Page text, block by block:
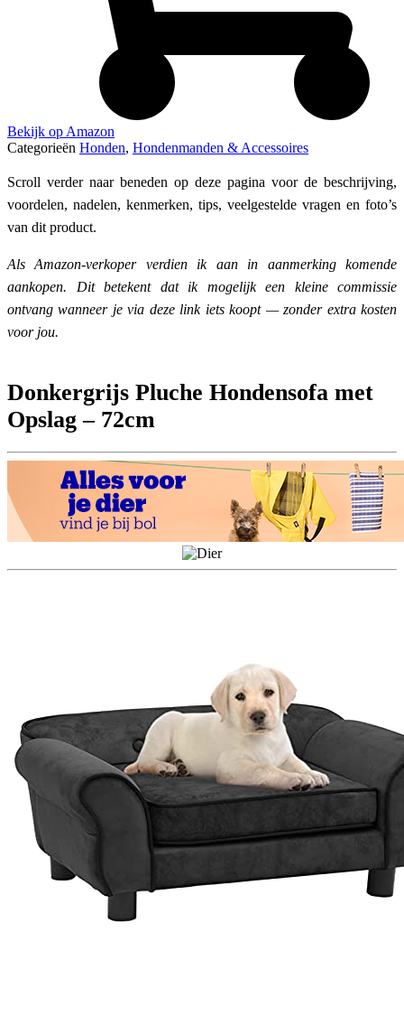
Bekijk op Amazon
Categorieën Honden, Hondenmanden & Accessoires
Scroll verder naar beneden op deze pagina voor de beschrijving,
voordelen, nadelen, kenmerken, tips, veelgestelde vragen en foto’s
van dit product.
Als Amazon-verkoper verdien ik aan in aanmerking komende
aankopen. Dit betekent dat ik mogelijk een kleine commissie
ontvang wanneer je via deze link iets koopt — zonder extra kosten
voor jou.
Donkergrijs Pluche Hondensofa met
Opslag – 72cm